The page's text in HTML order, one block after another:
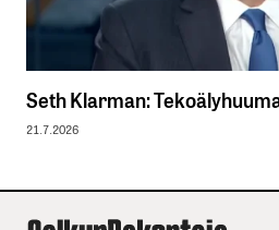
Seth Klarman:
21.7.2026